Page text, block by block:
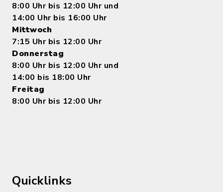
8:00 Uhr bis 12:00 Uhr und
14:00 Uhr bis 16:00 Uhr
Mittwoch
7:15 Uhr bis 12:00 Uhr
Donnerstag
8:00 Uhr bis 12:00 Uhr und
14:00 bis 18:00 Uhr
Freitag
8:00 Uhr bis 12:00 Uhr
Quicklinks